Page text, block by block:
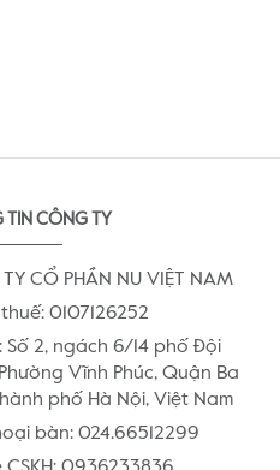
TIN CÔNG TY
CỔ PHẦN NU VIỆT NAM
0107126252
Số 2, ngách 6/14 phố Đội
Vĩnh Phúc, Quận Ba
phố Hà Nội, Việt Nam
bàn: 024.66512299